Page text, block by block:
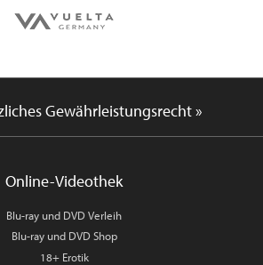
Gewährleistungsrecht »
Online-Videothek
Blu-ray und DVD Verleih
Blu-ray und DVD Shop
18+ Erotik